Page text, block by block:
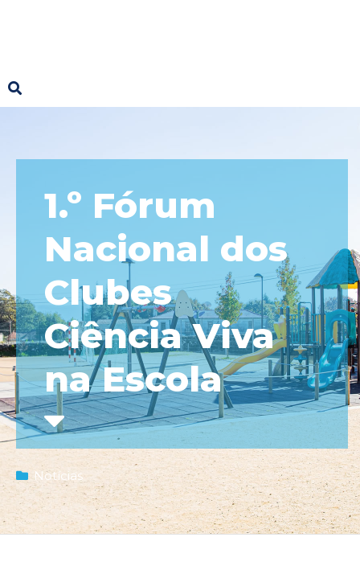
1.º Fórum
Nacional dos
Clubes
Ciência Viva
na Escola
Notícias